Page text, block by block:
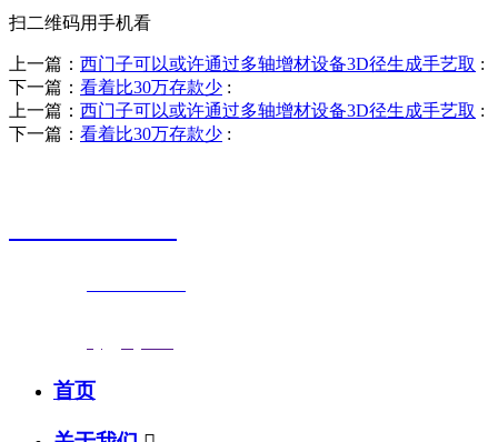
扫二维码用手机看
上一篇： 西门子可以或许通过多轴增材设备3D径生成手艺取 :
下一篇： 看着比30万存款少 :
上一篇： 西门子可以或许通过多轴增材设备3D径生成手艺取 :
下一篇： 看着比30万存款少 :
首页